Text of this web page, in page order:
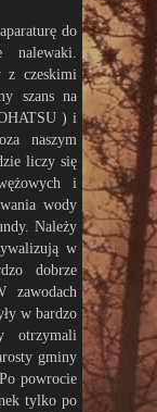
do
nalewaki.
z czeskimi
szans na
) i
naszym
liczy się
i
wody
Należy
w
dobrze
w bardzo
otrzymali
gminy
powrocie
tylko po